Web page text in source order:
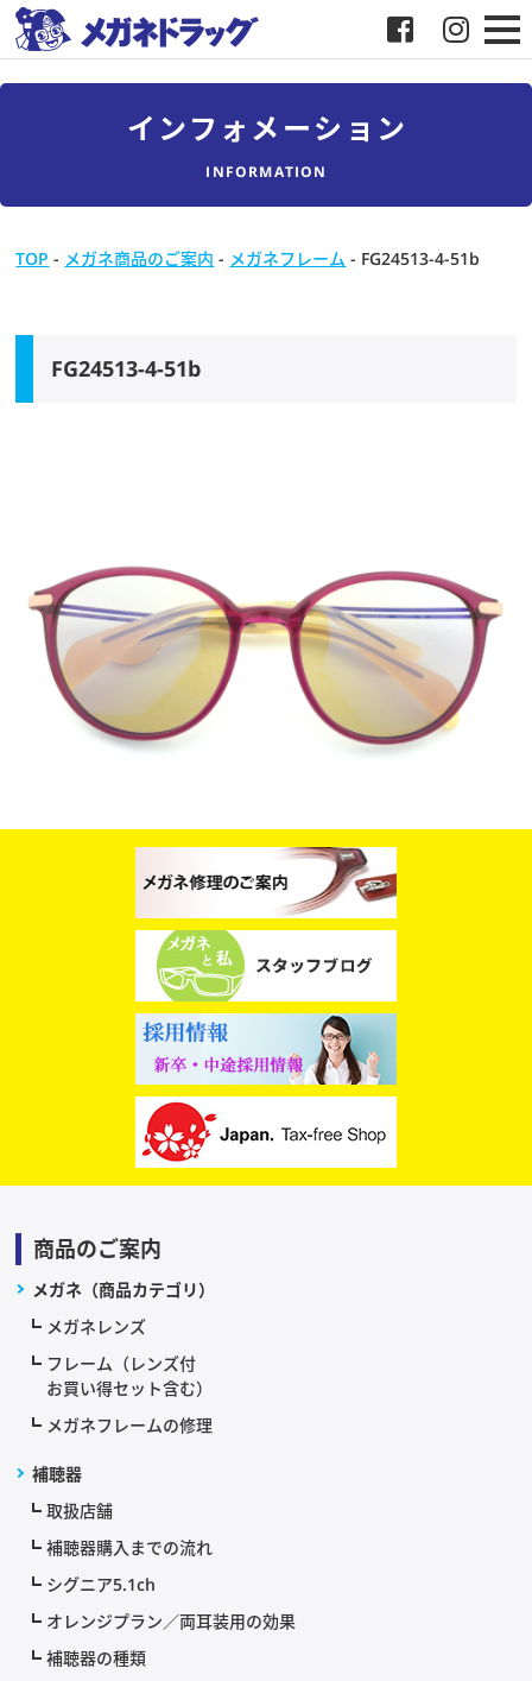
メガネドラッグについて
スタッフブログ
インフォメーション
INFORMATION
TOP - メガネ商品のご案内 - メガネフレーム - FG24513-4-51b
FG24513-4-51b
商品のご案内
メガネ（商品カテゴリ）
メガネレンズ
フレーム（レンズ付
お買い得セット含む）
メガネフレームの修理
補聴器
取扱店舗
補聴器購入までの流れ
シグニア5.1ch
オレンジプラン／両耳装用の効果
補聴器の種類